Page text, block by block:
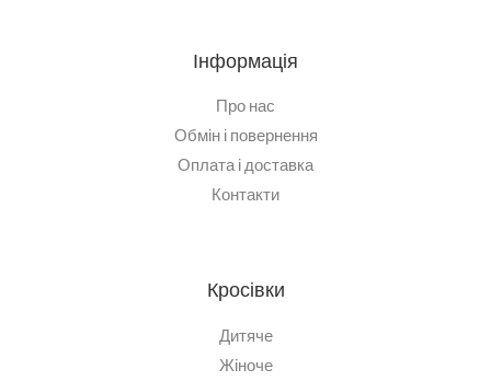
Інформація
Про нас
Обмін і повернення
Оплата і доставка
Контакти
Кросівки
Дитяче
Жіноче